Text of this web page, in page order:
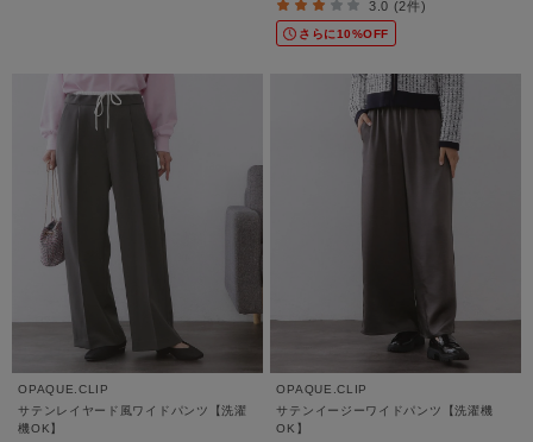
3.0 (2件)
さらに10%OFF
OPAQUE.CLIP
サテンレイヤード風ワイドパンツ【洗濯
機OK】
OPAQUE.CLIP
サテンイージーワイドパンツ【洗濯機
OK】